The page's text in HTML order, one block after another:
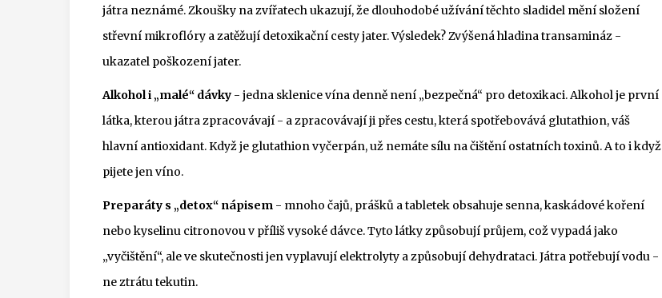
játra neznámé. Zkoušky na zvířatech ukazují, že dlouhodobé užívání těchto sladidel mění složení
střevní mikroflóry a zatěžují detoxikační cesty jater. Výsledek? Zvýšená hladina transamináz -
ukazatel poškození jater.
Alkohol i „malé“ dávky - jedna sklenice vína denně není „bezpečná“ pro detoxikaci. Alkohol je první
látka, kterou játra zpracovávají - a zpracovávají ji přes cestu, která spotřebovává glutathion, váš
hlavní antioxidant. Když je glutathion vyčerpán, už nemáte sílu na čištění ostatních toxinů. A to i když
pijete jen víno.
Preparáty s „detox“ nápisem - mnoho čajů, prášků a tabletek obsahuje senna, kaskádové koření
nebo kyselinu citronovou v příliš vysoké dávce. Tyto látky způsobují průjem, což vypadá jako
„vyčištění“, ale ve skutečnosti jen vyplavují elektrolyty a způsobují dehydrataci. Játra potřebují vodu -
ne ztrátu tekutin.